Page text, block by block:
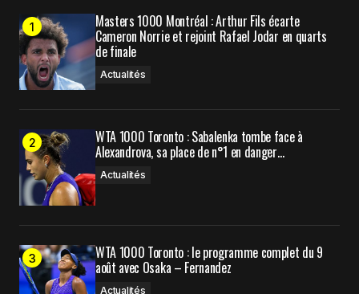
Your E-mail*
Enregistrer mon nom, mon e-mail et mon site
dans le navigateur pour mon prochain
commentaire.
Prévenez-moi de tous les nouveaux commentaires
par e-mail.
Prévenez-moi de tous les nouveaux articles par e-
mail.
Submit Comment
Masters 1000 Montréal : Arthur Fils écarte
Cameron Norrie et rejoint Rafael Jodar en quarts
de finale
Actualités
WTA 1000 Toronto : Sabalenka tombe face à
Alexandrova, sa place de n°1 en danger…
Actualités
WTA 1000 Toronto : le programme complet du 9
août avec Osaka – Fernandez
Actualités